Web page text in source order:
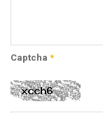
Captcha *